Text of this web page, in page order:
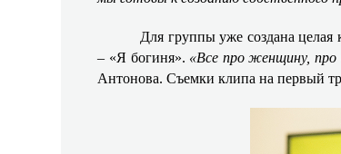
Для группы уже создана целая
– «Я богиня». «Все про женщину, про
Антонова.Съемки клипа на первый